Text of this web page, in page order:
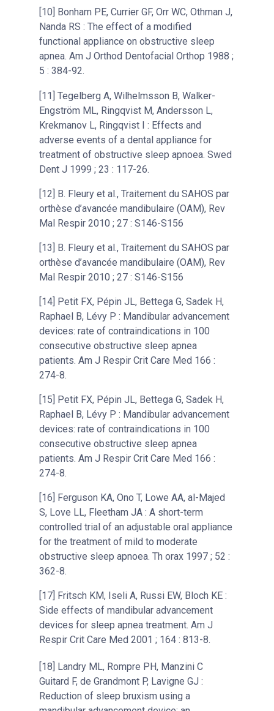
[10] Bonham PE, Currier GF, Orr WC, Othman J,
Nanda RS : The effect of a modified
functional appliance on obstructive sleep
apnea. Am J Orthod Dentofacial Orthop 1988 ;
5 : 384-92.
[11] Tegelberg A, Wilhelmsson B, Walker-
Engström ML, Ringqvist M, Andersson L,
Krekmanov L, Ringqvist I : Effects and
adverse events of a dental appliance for
treatment of obstructive sleep apnoea. Swed
Dent J 1999 ; 23 : 117-26.
[12] B. Fleury et al., Traitement du SAHOS par
orthèse d’avancée mandibulaire (OAM), Rev
Mal Respir 2010 ; 27 : S146-S156
[13] B. Fleury et al., Traitement du SAHOS par
orthèse d’avancée mandibulaire (OAM), Rev
Mal Respir 2010 ; 27 : S146-S156
[14] Petit FX, Pépin JL, Bettega G, Sadek H,
Raphael B, Lévy P : Mandibular advancement
devices: rate of contraindications in 100
consecutive obstructive sleep apnea
patients. Am J Respir Crit Care Med 166 :
274-8.
[15] Petit FX, Pépin JL, Bettega G, Sadek H,
Raphael B, Lévy P : Mandibular advancement
devices: rate of contraindications in 100
consecutive obstructive sleep apnea
patients. Am J Respir Crit Care Med 166 :
274-8.
[16] Ferguson KA, Ono T, Lowe AA, al-Majed
S, Love LL, Fleetham JA : A short-term
controlled trial of an adjustable oral appliance
for the treatment of mild to moderate
obstructive sleep apnoea. Th orax 1997 ; 52 :
362-8.
[17] Fritsch KM, Iseli A, Russi EW, Bloch KE :
Side effects of mandibular advancement
devices for sleep apnea treatment. Am J
Respir Crit Care Med 2001 ; 164 : 813-8.
[18] Landry ML, Rompre PH, Manzini C
Guitard F, de Grandmont P, Lavigne GJ :
Reduction of sleep bruxism using a